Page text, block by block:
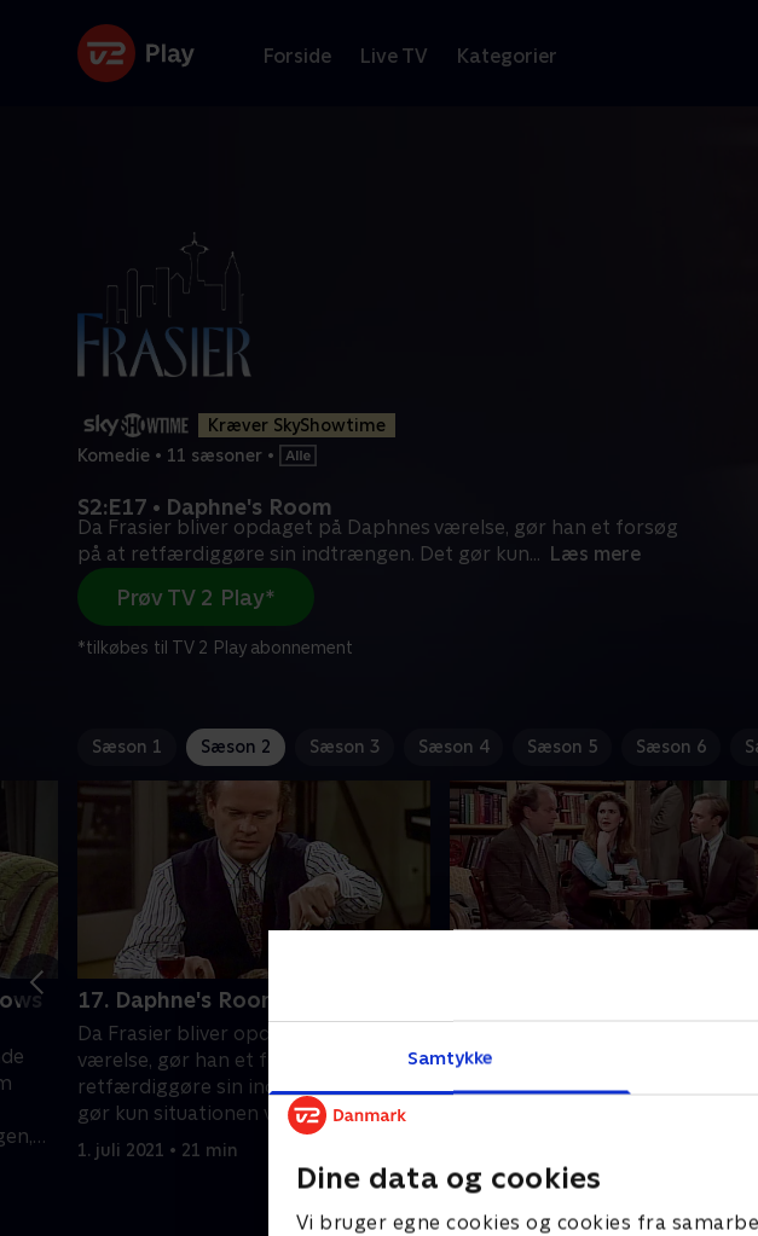
Samtykke
Dine data og cookies
Vi bruger egne cookies og cookies fra
Forside Live TV Kategorier
Kræver SkyShowtime
Komedie • 11 sæsoner •
S2:E17 • Daphne's Room
Da Frasier bliver opdaget på Daphnes værelse, gør han et forsøg
på at retfærdiggøre sin indtrængen. Det gør kun... Læs mere
Prøv TV 2 Play*
*tilkøbes til TV 2 Play abonnement
Sæson 1 Sæson 2 Sæson 3 Sæson 4 Sæson 5 Sæson 6
17. Daphne's Room
Da Frasier bliver opdaget på Daphnes
værelse, gør han et forsøg på at
retfærdiggøre sin indtrængen. Det
gør kun situationen værre.
1. juli 2021 • 21 min
Frasier og Niles konkurrerer om
medlemskab i en eksklusiv klub